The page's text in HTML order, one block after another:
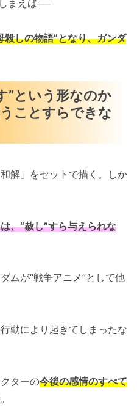
まえば──
しの物語”となり、ガンダ
”という形なのか
ことすらできな
解」をセットで描く。しか
、“赦し”すら与えられな
ムが“戦争アニメ”として他
動により起きてしまったな
ターの今後の感情のすべて